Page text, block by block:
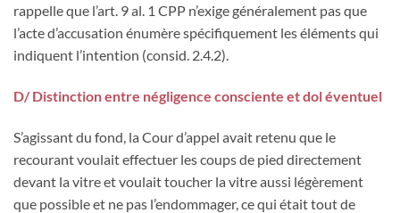
rappelle que l’art. 9 al. 1 CPP n’exige généralement pas que
l’acte d’accusation énumère spécifiquement les éléments qui
indiquent l’intention (consid. 2.4.2).
D/ Distinction entre négligence consciente et dol éventuel
S’agissant du fond, la Cour d’appel avait retenu que le
recourant voulait effectuer les coups de pied directement
devant la vitre et voulait toucher la vitre aussi légèrement
que possible et ne pas l’endommager, ce qui était tout de